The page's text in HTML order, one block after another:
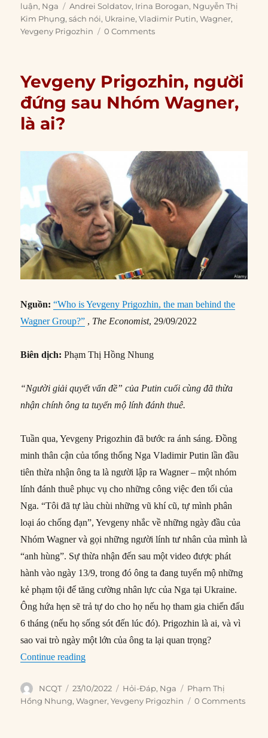
on
luận, Nga Tags
Andrei Soldatov, Irina Borogan, Nguyễn Thị
Kim Phụng,sách nói, Ukraine,Vladimir Putin,Wagner,
Yevgeny Prigozhin
0 Comments
Yevgeny Prigozhin, người
đứng sau Nhóm Wagner,
là ai?
Nguồn:“Who is Yevgeny Prigozhin, the man behind the
Wagner Group?” , The Economist, 29/09/2022
Biên dịch: Phạm Thị Hồng Nhung
“Người giải quyết vấn đề” của Putin cuối cùng đã thừa
nhận chính ông ta tuyển mộ lính đánh thuê.
Tuần qua, Yevgeny Prigozhin đã bước ra ánh sáng. Đồng
minh thân cận của tổng thống Nga Vladimir Putin lần đầu
tiên thừa nhận ông ta là người lập ra Wagner – một nhóm
lính đánh thuê phục vụ cho những công việc đen tối của
Nga. “Tôi đã tự làu chùi những vũ khí cũ, tự mình phân
loại áo chống đạn”, Yevgeny nhắc về những ngày đầu của
Nhóm Wagner và gọi những người lính tư nhân của mình là
“anh hùng”. Sự thừa nhận đến sau một video được phát
hành vào ngày 13/9, trong đó ông ta đang tuyển mộ những
kẻ phạm tội để tăng cường nhân lực của Nga tại Ukraine.
Ông hứa hẹn sẽ trả tự do cho họ nếu họ tham gia chiến đấu
6 tháng (nếu họ sống sót đến lúc đó). Prigozhin là ai, và vì
sao vai trò ngày một lớn của ông ta lại quan trọng?
Continue reading“Yevgeny Prigozhin, người đứng sau Nhóm
Author
NCQT
Posted
on
23/10/2022 Categories
Hỏi-Đáp, Nga Tags
Phạm Thị
Hồng Nhung,Wagner,Yevgeny Prigozhin 0 Comments